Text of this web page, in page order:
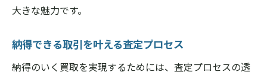
大きな魅力です。
納得できる取引を叶える査定プロセス
納得のいく買取を実現するためには、査定プロセスの透